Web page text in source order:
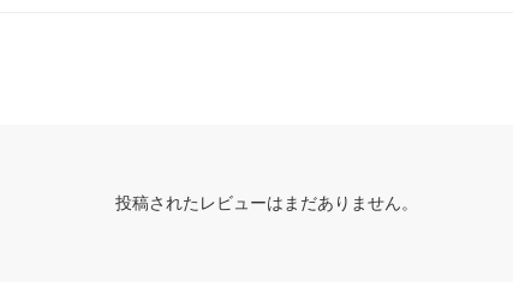
投稿されたレビューはまだありません。